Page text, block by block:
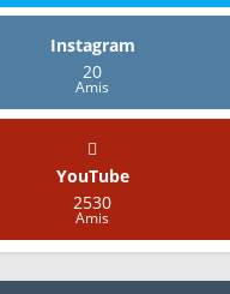
Instagram
20
Amis
YouTube
2530
Amis